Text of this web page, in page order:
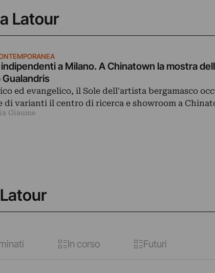
Latour
a Milano. A Chinatown la mostra
Gualandris
ed evangelico, il Sole dell'artista bergamasco
di varianti il centro di ricerca e showroom a
Giaume
In corso Futuri